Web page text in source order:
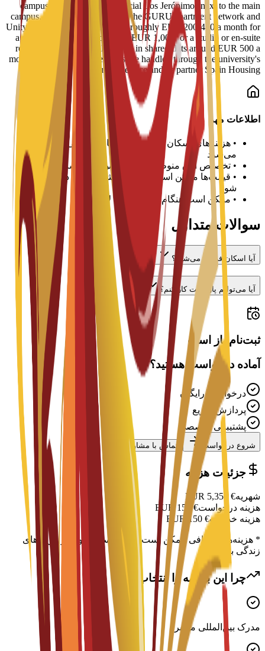
campuses, including Residencial Los Jerónimos next to the main
campus, Residencia Micampus, the GURU apartment network and
Unity CoLiving. Prices run from roughly EUR 200-400 a month for
a shared place up to more than EUR 1,000 for a studio or en-suite
room, with typical single rooms in shared flats around EUR 500 a
month. Bookings and viewings are handled through the university's
housing service and its partner Spain Housing.
اطلاعات مهم
• هزینه‌های اسکان در هر ترم یا سال تحصیلی پرداخت
می‌شود
• تخصیص اتاق منوط به در دسترس بودن است
• قیمت‌ها ممکن است متفاوت باشد و باید با دانشگاه تأیید
شود
• ممکن است هنگام ورود سپرده لازم باشد
سوالات متداول
آیا اسکان فراهم می‌شود؟
آیا می‌توانم پاره‌وقت کار کنم؟
ثبت‌نام باز است
آماده درخواست هستید؟
درخواست رایگان
پردازش سریع
پشتیبانی تخصصی
شروع درخواست تماس با مشاور
جزئیات هزینه
شهریه€
5,350
هزینه درخواست€
150
EUR
هزینه خدمات€
150
* هزینه‌های اضافی ممکن است شامل اسکان، ویزا و هزینه‌های
زندگی باشد
چرا این برنامه را انتخاب کنید؟
مدرک بین‌المللی معتبر